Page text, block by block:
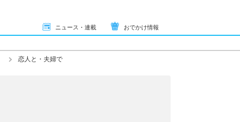
ニュース・連載 おでかけ情報
恋人と・夫婦で